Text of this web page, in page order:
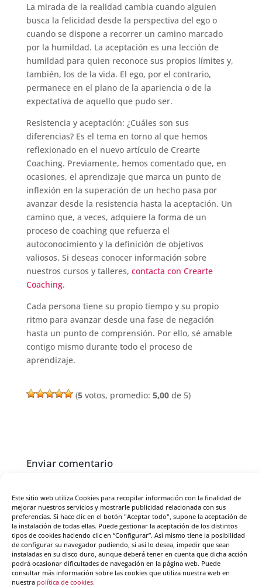
Este sitio web utiliza Cookies para recopilar información con la finalidad de
mejorar nuestros servicios y mostrarle publicidad relacionada con sus
preferencias. Si hace clic en el botón "Aceptar todo", supone la aceptación de
la instalación de todas ellas. Puede gestionar la aceptación de los distintos
tipos de cookies haciendo clic en “Configurar”. Así mismo tiene la posibilidad
de configurar su navegador pudiendo, si así lo desea, impedir que sean
instaladas en su disco duro, aunque deberá tener en cuenta que dicha acción
podrá ocasionar dificultades de navegación en la página web. Puede
consultar más información sobre las cookies que utiliza nuestra web en
nuestra política de cookies.
La mirada de la realidad cambia cuando alguien
busca la felicidad desde la perspectiva del ego o
cuando se dispone a recorrer un camino marcado
por la humildad. La aceptación es una lección de
humildad para quien reconoce sus propios límites y,
también, los de la vida. El ego, por el contrario,
permanece en el plano de la apariencia o de la
expectativa de aquello que pudo ser.
Resistencia y aceptación: ¿Cuáles son sus
diferencias? Es el tema en torno al que hemos
reflexionado en el nuevo artículo de Crearte
Coaching. Previamente, hemos comentado que, en
ocasiones, el aprendizaje que marca un punto de
inflexión en la superación de un hecho pasa por
avanzar desde la resistencia hasta la aceptación. Un
camino que, a veces, adquiere la forma de un
proceso de coaching que refuerza el
autoconocimiento y la definición de objetivos
valiosos. Si deseas conocer información sobre
nuestros cursos y talleres, contacta con Crearte
Coaching.
Cada persona tiene su propio tiempo y su propio
ritmo para avanzar desde una fase de negación
hasta un punto de comprensión. Por ello, sé amable
contigo mismo durante todo el proceso de
aprendizaje.
(5votos, promedio: 5,00de 5)
Enviar comentario
Los campos obligatorios están marcados con*